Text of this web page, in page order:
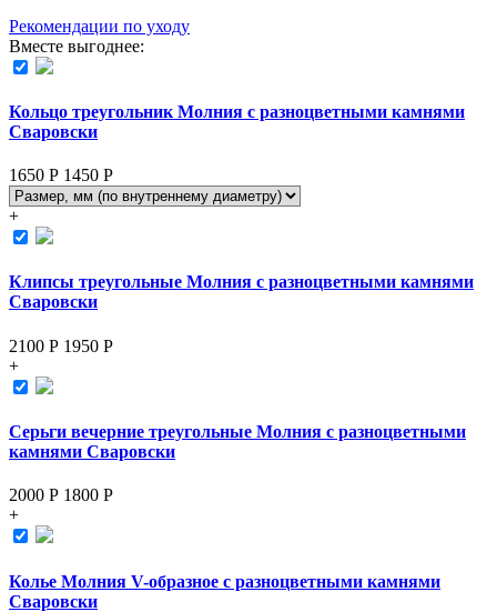
Рекомендации по уходу
Вместе выгоднее:
Кольцо треугольник Молния с разноцветными камнями
Сваровски
1650 Р 1450 Р
+
Клипсы треугольные Молния с разноцветными камнями
Сваровски
2100 Р 1950 Р
+
Серьги вечерние треугольные Молния с разноцветными
камнями Сваровски
2000 Р 1800 Р
+
Колье Молния V-образное с разноцветными камнями
Сваровски